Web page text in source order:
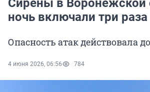
Сирены в Воронежской
ночь включали три раза
Опасность атак действовала
4 июня 2026, 06:56 784